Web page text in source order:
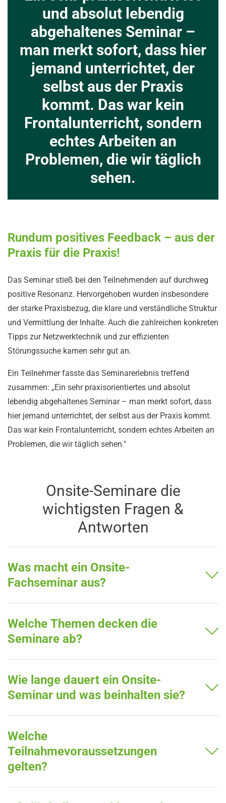
und absolut lebendig
abgehaltenes Seminar –
man merkt sofort, dass hier
jemand unterrichtet, der
selbst aus der Praxis
kommt. Das war kein
Frontalunterricht, sondern
echtes Arbeiten an
Problemen, die wir täglich
sehen.
Rundum positives Feedback – aus der
Praxis für die Praxis!
Das Seminar stieß bei den Teilnehmenden auf durchweg
positive Resonanz. Hervorgehoben wurden insbesondere
der starke Praxisbezug, die klare und verständliche Struktur
und Vermittlung der Inhalte. Auch die zahlreichen konkreten
Tipps zur Netzwerktechnik und zur effizienten
Störungssuche kamen sehr gut an.
Ein Teilnehmer fasste das Seminarerlebnis treffend
zusammen: „Ein sehr praxisorientiertes und absolut
lebendig abgehaltenes Seminar – man merkt sofort, dass
hier jemand unterrichtet, der selbst aus der Praxis kommt.
Das war kein Frontalunterricht, sondern echtes Arbeiten an
Problemen, die wir täglich sehen."
Onsite-Seminare die
wichtigsten Fragen &
Antworten
Was macht ein Onsite-
Fachseminar aus?
Welche Themen decken die
Seminare ab?
Wie lange dauert ein Onsite-
Seminar und was beinhalten sie?
Welche
Teilnahmevoraussetzungen
gelten?